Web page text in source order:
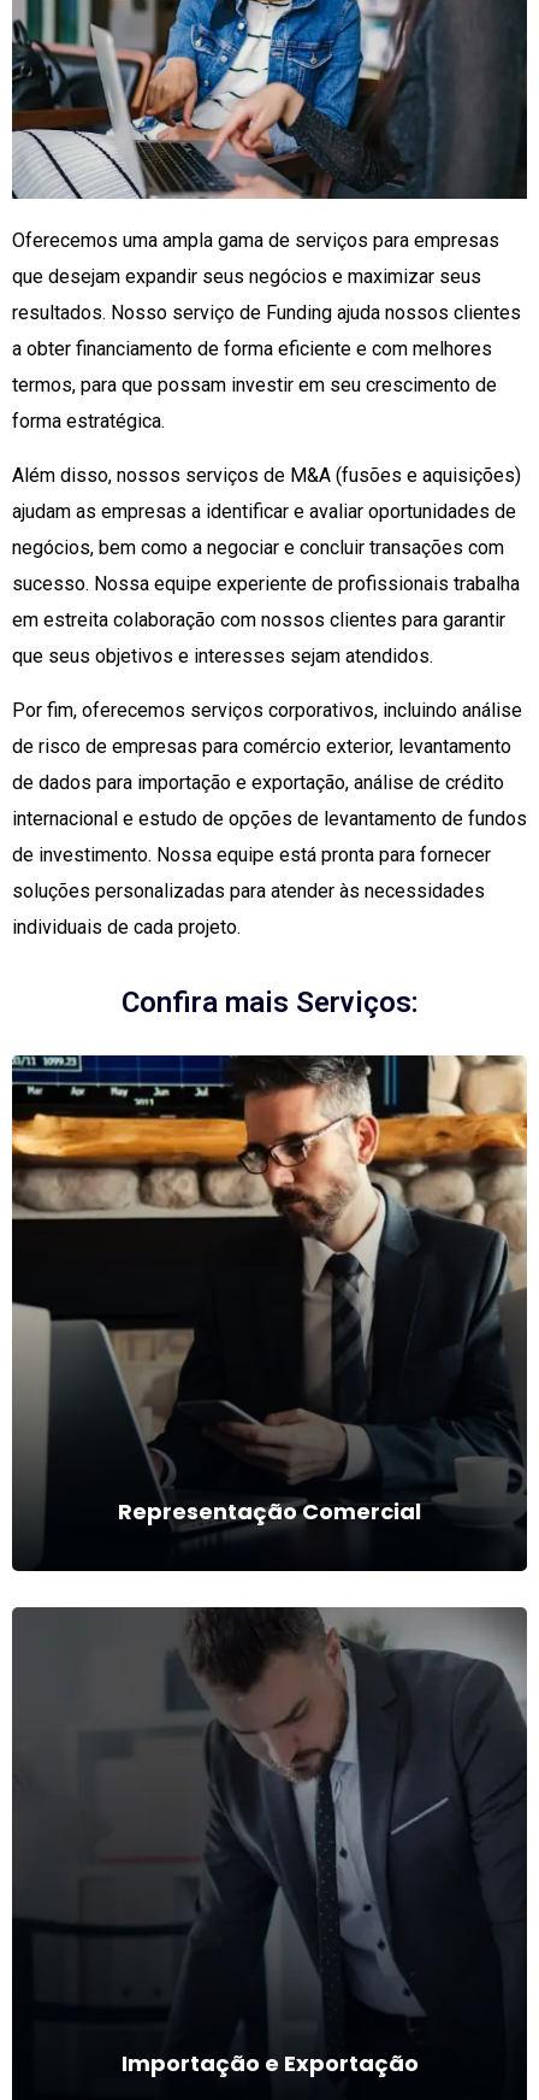
Oferecemos uma ampla gama de serviços para empresas
que desejam expandir seus negócios e maximizar seus
resultados. Nosso serviço de Funding ajuda nossos clientes
a obter financiamento de forma eficiente e com melhores
termos, para que possam investir em seu crescimento de
forma estratégica.
Além disso, nossos serviços de M&A (fusões e aquisições)
ajudam as empresas a identificar e avaliar oportunidades de
negócios, bem como a negociar e concluir transações com
sucesso. Nossa equipe experiente de profissionais trabalha
em estreita colaboração com nossos clientes para garantir
que seus objetivos e interesses sejam atendidos.
Por fim, oferecemos serviços corporativos, incluindo análise
de risco de empresas para comércio exterior, levantamento
de dados para importação e exportação, análise de crédito
internacional e estudo de opções de levantamento de fundos
de investimento. Nossa equipe está pronta para fornecer
soluções personalizadas para atender às necessidades
individuais de cada projeto.
Confira mais Serviços:
Representação Comercial
Representação Comercial
Facilitação e intermediação entre fabricantes, distribuidores e
clientes.
Ver mais
Importação e Exportação